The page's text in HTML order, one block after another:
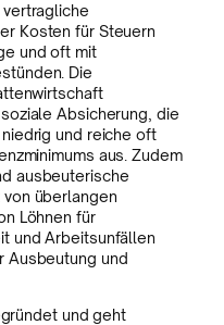
Kosten für Steuern
und oft mit
Die
Absicherung, die
und reiche oft
aus. Zudem
ausbeuterische
überlangen
Löhnen für
und Arbeitsunfällen
Ausbeutung und
und geht